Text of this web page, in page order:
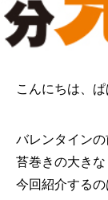
こんにちは、ぱ
バレンタイン
苔巻きの大きな
今回紹介する